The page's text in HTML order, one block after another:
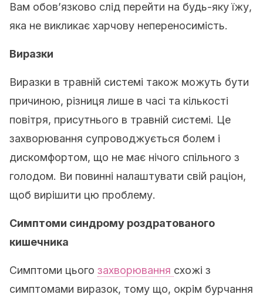
Вам обов’язково слід перейти на будь-яку їжу,
яка не викликає харчову непереносимість.
Виразки
Виразки в травній системі також можуть бути
причиною, різниця лише в часі та кількості
повітря, присутнього в травній системі. Це
захворювання супроводжується болем і
дискомфортом, що не має нічого спільного з
голодом. Ви повинні налаштувати свій раціон,
щоб вирішити цю проблему.
Симптоми синдрому роздратованого
кишечника
Симптоми цього захворювання схожі з
симптомами виразок, тому що, окрім бурчання